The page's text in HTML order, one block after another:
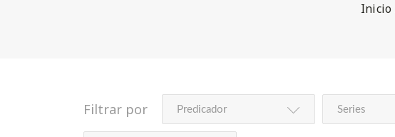
Inicio
Filtrar por Predicador Series